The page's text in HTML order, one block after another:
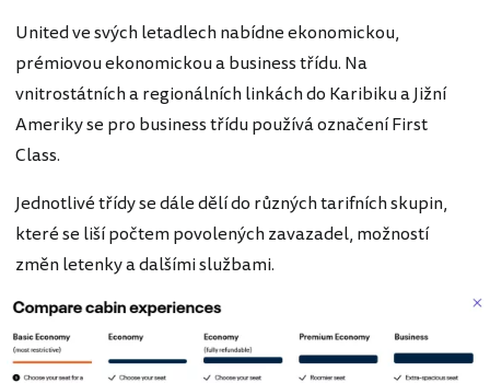
United ve svých letadlech nabídne ekonomickou,
prémiovou ekonomickou a business třídu. Na
vnitrostátních a regionálních linkách do Karibiku a Jižní
Ameriky se pro business třídu používá označení First
Class.
Jednotlivé třídy se dále dělí do různých tarifních skupin,
které se liší počtem povolených zavazadel, možností
změn letenky a dalšími službami.